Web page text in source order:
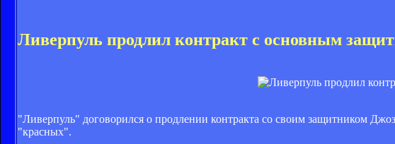
Ливерпуль продлил контракт с основным
"Ливерпуль" договорился о продлении контракта со своим защитником
"красных".